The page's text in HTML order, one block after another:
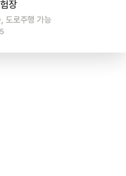
장
도로주행 가능